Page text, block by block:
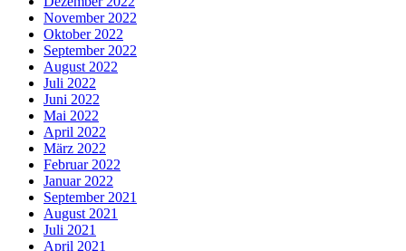
November 2022
Oktober 2022
September 2022
August 2022
Juli 2022
Juni 2022
Mai 2022
April 2022
März 2022
Februar 2022
Januar 2022
September 2021
August 2021
Juli 2021
April 2021